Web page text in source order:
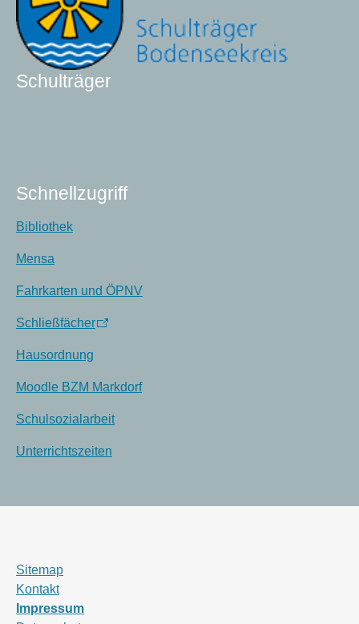
Schulträger
Schnellzugriff
Bibliothek
Mensa
Fahrkarten und ÖPNV
Schließfächer
Hausordnung
Moodle BZM Markdorf
Schulsozialarbeit
Unterrichtszeiten
Sitemap
Kontakt
Impressum